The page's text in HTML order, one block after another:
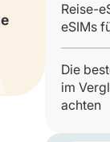
Reise-
eSIMs
Die
im
achten